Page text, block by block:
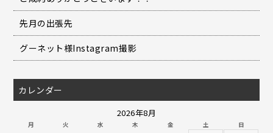
先月の出張先
グーネット様Instagram撮影
カレンダー
2026年8月
月 火 水 木 金 土 日